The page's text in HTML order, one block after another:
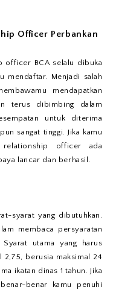
Officer Perbankan
officer BCA selalu dibuka
mendaftar. Menjadi salah
mendapatkan
terus dibimbing dalam
untuk diterima
sangat tinggi. Jika kamu
officer ada
lancar dan berhasil.
syarat yang dibutuhkan.
membaca persyaratan
utama yang harus
berusia maksimal 24
ikatan dinas 1 tahun. Jika
benar kamu penuhi